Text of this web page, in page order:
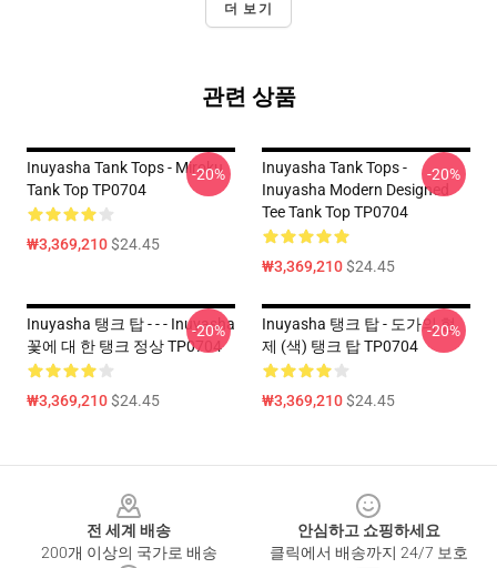
더 보기
관련 상품
Inuyasha Tank Tops - Miroku
Tank Top TP0704
₩3,369,210$24.45
-20%
Inuyasha Tank Tops -
Inuyasha Modern Designed
Tee Tank Top TP0704
₩3,369,210$24.45
-20%
Inuyasha 탱크 탑 - - - Inuyasha
꽃에 대 한 탱크 정상 TP0704
₩3,369,210$24.45
-20%
Inuyasha 탱크 탑 - 도가의 형
제 (색) 탱크 탑 TP0704
₩3,369,210$24.45
-20%
전 세계 배송
200개 이상의 국가로 배송
안심하고 쇼핑하세요
클릭에서 배송까지 24/7 보호